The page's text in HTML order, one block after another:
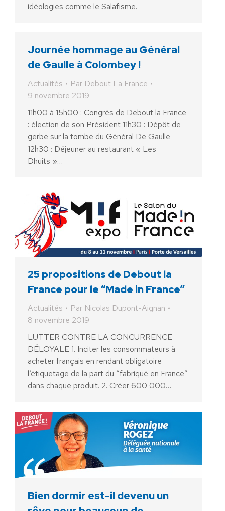
idéologies comme le Salafisme.
Journée hommage au Général
de Gaulle à Colombey !
Actualités Par Debout La France
9 novembre 2019
11h00 à 15h00 : Congrès de Debout la France
: élection de son Président 11h30 : Dépôt de
gerbe sur la tombe du Général De Gaulle
12h30 : Déjeuner au restaurant « Les
Dhuits »…
25 propositions de Debout la
France pour le “Made in France”
Actualités Par Nicolas Dupont-Aignan
8 novembre 2019
LUTTER CONTRE LA CONCURRENCE
DÉLOYALE 1. Inciter les consommateurs à
acheter français en rendant obligatoire
l‘étiquetage de la part du “fabriqué en France”
dans chaque produit. 2. Créer 600 000…
Bien dormir est-il devenu un